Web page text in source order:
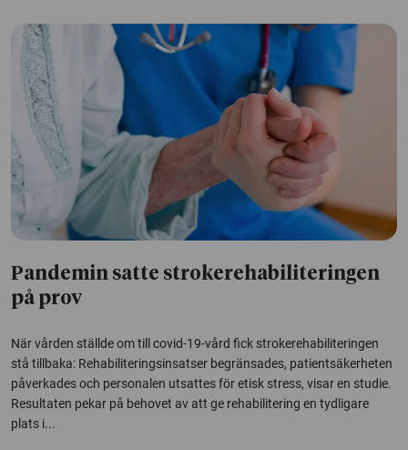
Pandemin satte strokerehabiliteringen
på prov
När vården ställde om till covid-19-vård fick strokerehabiliteringen
stå tillbaka: Rehabiliteringsinsatser begränsades, patientsäkerheten
påverkades och personalen utsattes för etisk stress, visar en studie.
Resultaten pekar på behovet av att ge rehabilitering en tydligare
plats i...